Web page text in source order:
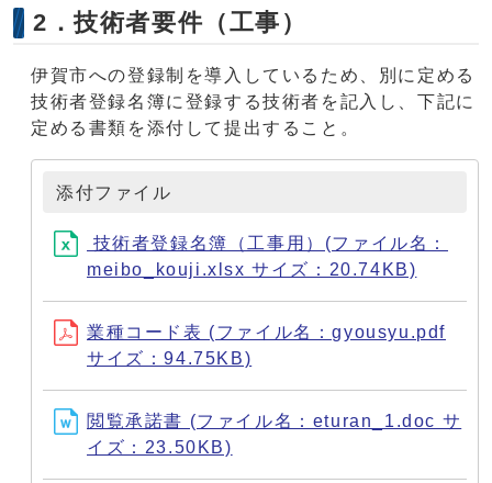
2．技術者要件（工事）
伊賀市への登録制を導入しているため、別に定める
技術者登録名簿に登録する技術者を記入し、下記に
定める書類を添付して提出すること。
添付ファイル
技術者登録名簿（工事用）(ファイル名：
meibo_kouji.xlsx サイズ：20.74KB)
業種コード表 (ファイル名：gyousyu.pdf
サイズ：94.75KB)
閲覧承諾書 (ファイル名：eturan_1.doc サ
イズ：23.50KB)